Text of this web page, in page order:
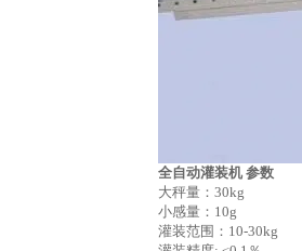
全自动灌装机 参数
大秤量：30kg
小感量：10g
灌装范围：10-30kg